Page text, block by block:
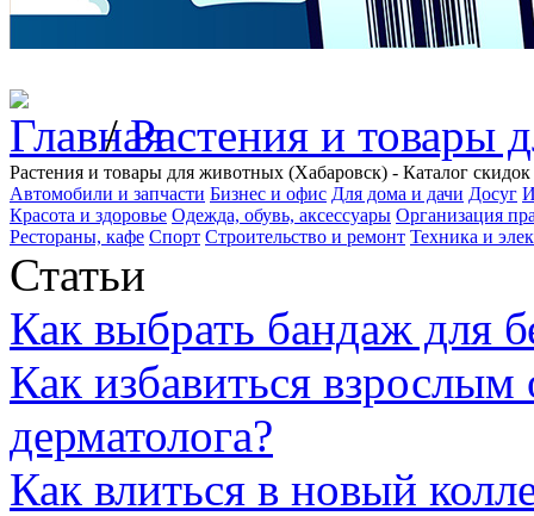
/Растения и товары
Растения и товары для животных (Хабаровск) - Каталог скидок
Автомобили и запчасти Бизнес и офис Для дома и дачи Досуг
Красота и здоровье Одежда, обувь, аксессуары Организация
Рестораны, кафе Спорт Строительство и ремонт Техника и
Статьи
Как выбрать бандаж для
Как избавиться
дерматолога?
Как влиться в новый